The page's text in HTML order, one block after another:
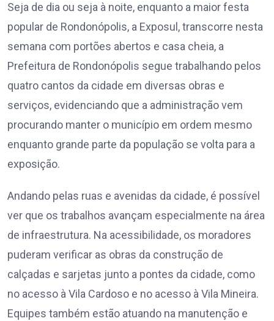
Seja de dia ou seja à noite, enquanto a maior festa
popular de Rondonópolis, a Exposul, transcorre nesta
semana com portões abertos e casa cheia, a
Prefeitura de Rondonópolis segue trabalhando pelos
quatro cantos da cidade em diversas obras e
serviços, evidenciando que a administração vem
procurando manter o município em ordem mesmo
enquanto grande parte da população se volta para a
exposição.
Andando pelas ruas e avenidas da cidade, é possível
ver que os trabalhos avançam especialmente na área
de infraestrutura. Na acessibilidade, os moradores
puderam verificar as obras da construção de
calçadas e sarjetas junto a pontes da cidade, como
no acesso à Vila Cardoso e no acesso à Vila Mineira.
Equipes também estão atuando na manutenção e